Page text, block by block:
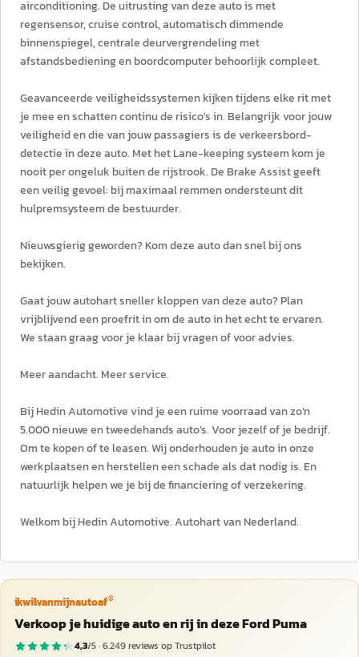
airconditioning. De uitrusting van deze auto is met
regensensor, cruise control, automatisch dimmende
binnenspiegel, centrale deurvergrendeling met
afstandsbediening en boordcomputer behoorlijk compleet.
Geavanceerde veiligheidssystemen kijken tijdens elke rit met
je mee en schatten continu de risico's in. Belangrijk voor jouw
veiligheid en die van jouw passagiers is de verkeersbord-
detectie in deze auto. Met het Lane-keeping systeem kom je
nooit per ongeluk buiten de rijstrook. De Brake Assist geeft
een veilig gevoel: bij maximaal remmen ondersteunt dit
hulpremsysteem de bestuurder.
Nieuwsgierig geworden? Kom deze auto dan snel bij ons
bekijken.
Gaat jouw autohart sneller kloppen van deze auto? Plan
vrijblijvend een proefrit in om de auto in het echt te ervaren.
We staan graag voor je klaar bij vragen of voor advies.
Meer aandacht. Meer service.
Bij Hedin Automotive vind je een ruime voorraad van zo’n
5.000 nieuwe en tweedehands auto’s. Voor jezelf of je bedrijf.
Om te kopen of te leasen. Wij onderhouden je auto in onze
werkplaatsen en herstellen een schade als dat nodig is. En
natuurlijk helpen we je bij de financiering of verzekering.
Welkom bij Hedin Automotive. Autohart van Nederland.
ikwilvanmijnautoaf®
Verkoop je huidige auto en rij in deze Ford Puma
4,3/5 ·6.249reviews op Trustpilot